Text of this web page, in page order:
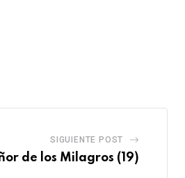
SIGUIENTE POST
de los Milagros (19)